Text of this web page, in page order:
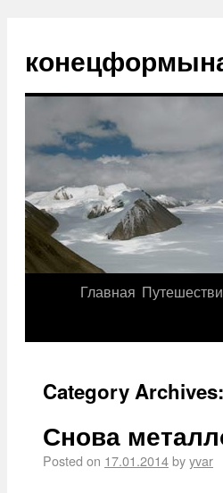
Главная
Category Archives:
Снова
Posted on 17.01.2014byyvar